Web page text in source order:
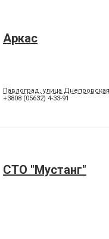
Аркас
Павлоград, улица
+3808 (05632) 4-33-91
СТО "Мустанг"